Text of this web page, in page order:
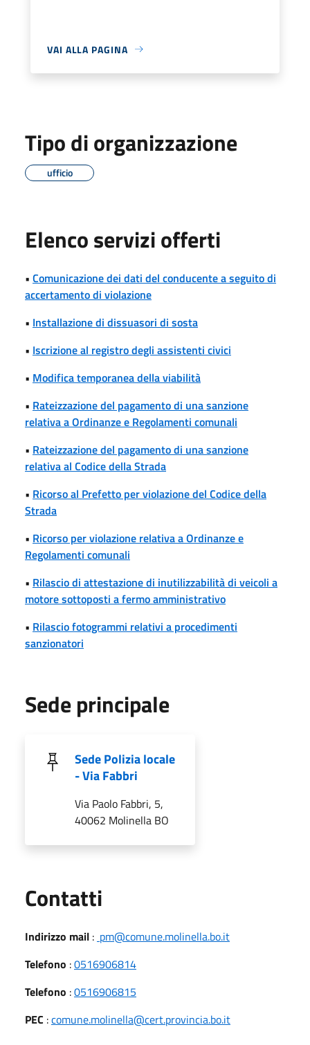
VAI ALLA PAGINA
Tipo di organizzazione
ufficio
Elenco servizi offerti
• Comunicazione dei dati del conducente a seguito di
accertamento di violazione
• Installazione di dissuasori di sosta
• Iscrizione al registro degli assistenti civici
• Modifica temporanea della viabilità
• Rateizzazione del pagamento di una sanzione
relativa a Ordinanze e Regolamenti comunali
• Rateizzazione del pagamento di una sanzione
relativa al Codice della Strada
• Ricorso al Prefetto per violazione del Codice della
Strada
• Ricorso per violazione relativa a Ordinanze e
Regolamenti comunali
• Rilascio di attestazione di inutilizzabilità di veicoli a
motore sottoposti a fermo amministrativo
• Rilascio fotogrammi relativi a procedimenti
sanzionatori
Sede principale
Sede Polizia locale
- Via Fabbri
Via Paolo Fabbri, 5,
40062 Molinella BO
Contatti
Indirizzo mail : pm@comune.molinella.bo.it
Telefono :0516906814
Telefono :0516906815
PEC :comune.molinella@cert.provincia.bo.it